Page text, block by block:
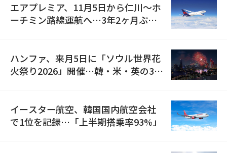
エアプレミア、11月5日から仁川〜ホ
ーチミン路線運航へ…3年2ヶ月ぶり
ハンファ、来月5日に「ソウル世界花
火祭り2026」開催…韓・米・英の3カ
イースター航空、韓国国内航空会社
で1位を記録…「上半期搭乗率93%」